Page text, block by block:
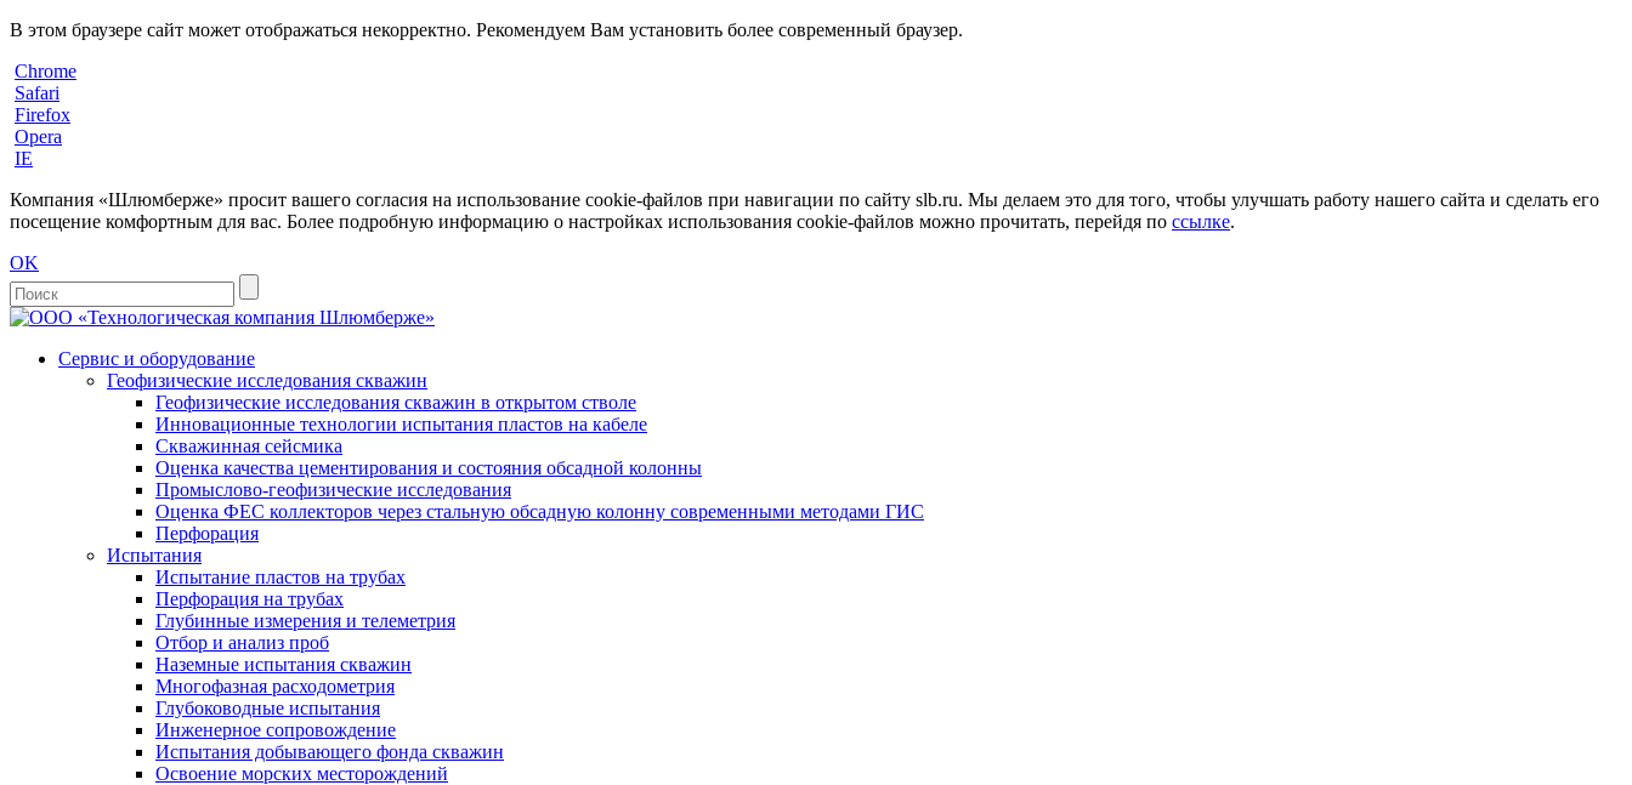
В этом браузере сайт может отображаться некорректно. Рекомендуем Вам установить более современный браузер.
Chrome
Safari
Firefox
Opera
IE
Компания «Шлюмберже» просит вашего согласия на использование cookie-файлов при навигации по сайту slb.ru. Мы делаем это для того, чтобы улучшать работу нашего сайта и сделать его
посещение комфортным для вас. Более подробную информацию о настройках использования cookie-файлов можно прочитать, перейдя по ссылке.
OK
Сервис и оборудование
Геофизические исследования скважин
Геофизические исследования скважин в открытом стволе
Инновационные технологии испытания пластов на кабеле
Скважинная сейсмика
Оценка качества цементирования и состояния обсадной колонны
Промыслово-геофизические исследования
Оценка ФЕС коллекторов через стальную обсадную колонну современными методами ГИС
Перфорация
Испытания
Испытание пластов на трубах
Перфорация на трубах
Глубинные измерения и телеметрия
Отбор и анализ проб
Наземные испытания скважин
Многофазная расходометрия
Глубоководные испытания
Инженерное сопровождение
Испытания добывающего фонда скважин
Освоение морских месторождений